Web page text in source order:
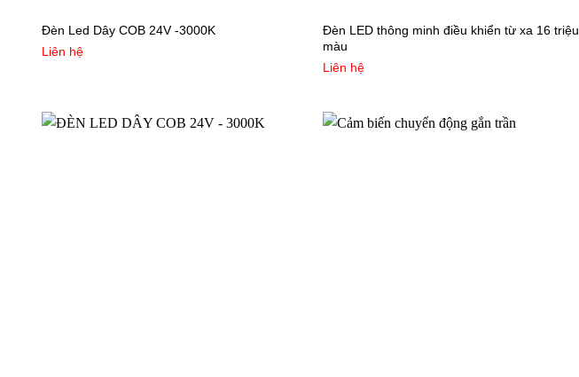
Đèn Led Dây COB 24V -3000K
Liên hệ
Đèn LED thông minh điều khiển từ xa 16 triệu
màu
Liên hệ